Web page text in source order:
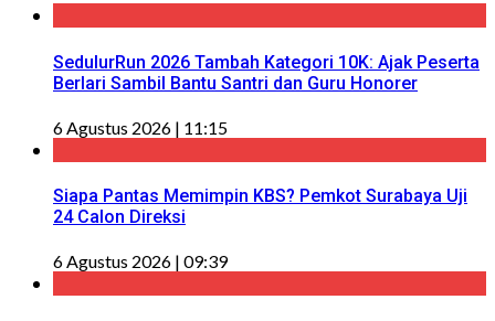
SedulurRun 2026 Tambah Kategori 10K: Ajak Peserta
Berlari Sambil Bantu Santri dan Guru Honorer
6 Agustus 2026 | 11:15
Siapa Pantas Memimpin KBS? Pemkot Surabaya Uji
24 Calon Direksi
6 Agustus 2026 | 09:39